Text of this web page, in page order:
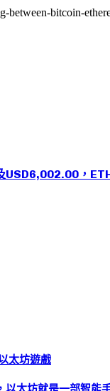
bitcoin-
USD6,002.00，
太坊遊戲